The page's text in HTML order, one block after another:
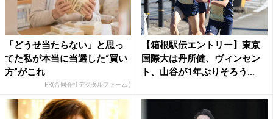
「どうせ当たらない」と思っ
てた私が本当に当選した“買い
方”がこれ
PR(合同会社デジタルファーム )
【箱根駅伝エントリー】東京
国際大は丹所健、ヴィンセン
ト、山谷が1年ぶりそろう